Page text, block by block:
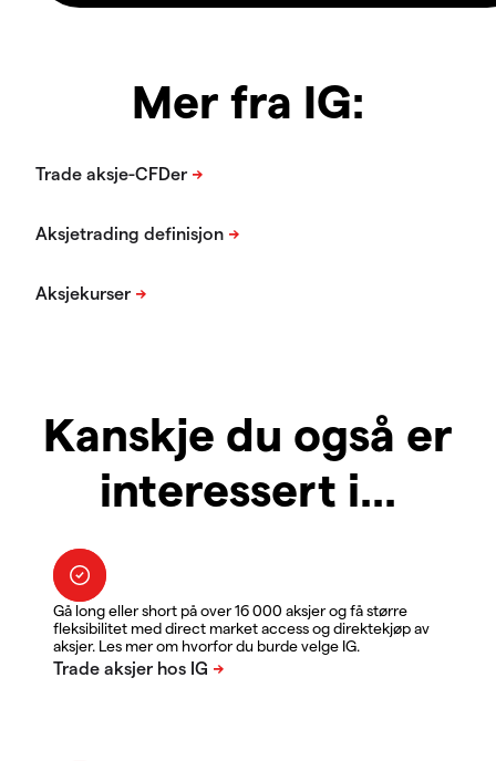
Mer fra IG:
Kanskje du også er
interessert i...
Gå long eller short på over 16 000 aksjer og få større
fleksibilitet med direct market access og direktekjøp av
aksjer. Les mer om hvorfor du burde velge IG.